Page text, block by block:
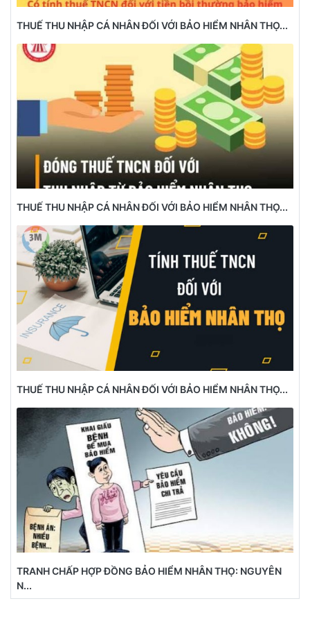
THUẾ THU NHẬP CÁ NHÂN ĐỐI VỚI BẢO HIỂM NHÂN THỌ...
THUẾ THU NHẬP CÁ NHÂN ĐỐI VỚI BẢO HIỂM NHÂN THỌ...
THUẾ THU NHẬP CÁ NHÂN ĐỐI VỚI BẢO HIỂM NHÂN THỌ...
TRANH CHẤP HỢP ĐỒNG BẢO HIỂM NHÂN THỌ: NGUYÊN
N...